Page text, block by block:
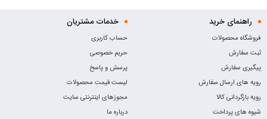
راهنمای خرید
فروشگاه محصولات
ثبت سفارش
پیگیری سفارش
رویه های ارسال سفارش
رویه بازگردانی کالا
شیوه های پرداخت
خدمات مشتریان
حساب کاربری
حریم خصوصی
پرسش و پاسخ
لیست قیمت محصولات
مجوزهای اینترنتی سایت
درباره ما